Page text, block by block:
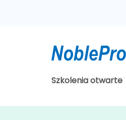
Szkolenia otwarte